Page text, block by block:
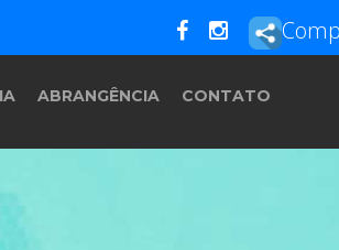
ABRANGÊNCIA CONTATO